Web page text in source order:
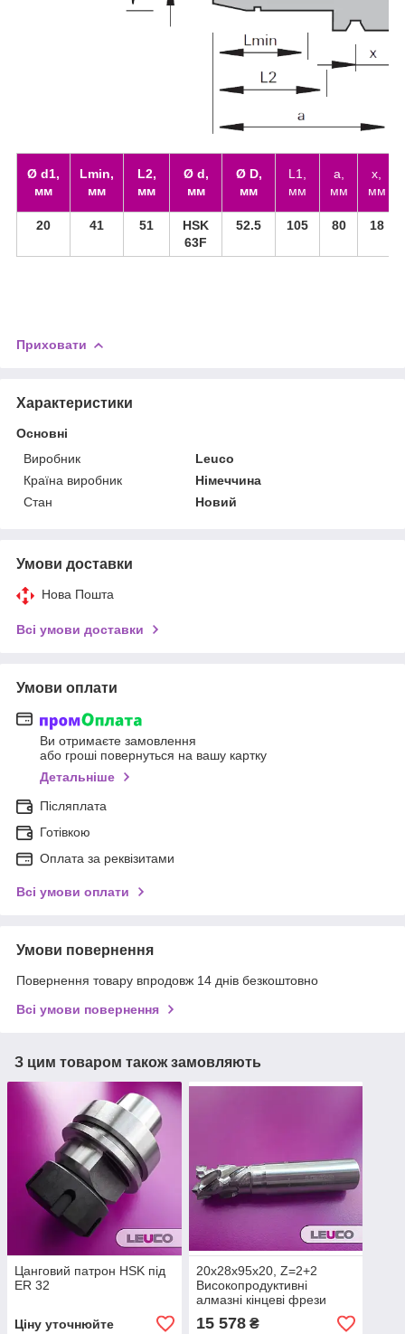
Ø d1,
мм
Lmin,
мм
L2,
мм
Ø d,
мм
Ø D,
мм
L1,
мм
a,
мм
x,
мм
20 41 51
HSK
63F
52.5 105 80 18
Приховати
Характеристики
Основні
Виробник
Leuco
Країна виробник
Німеччина
Стан
Новий
Умови доставки
Нова Пошта
Всі умови доставки
Умови оплати
Ви отримаєте замовлення
або гроші повернуться на вашу картку
Детальніше
Післяплата
Готівкою
Оплата за реквізитами
Всі умови оплати
Умови повернення
Повернення товару впродовж 14 днів безкоштовно
Всі умови повернення
З цим товаром також замовляють
Цанговий патрон HSK під
ER 32
Ціну уточнюйте
20х28х95х20, Z=2+2
Високопродуктивні
алмазні кінцеві фрези
15 578₴